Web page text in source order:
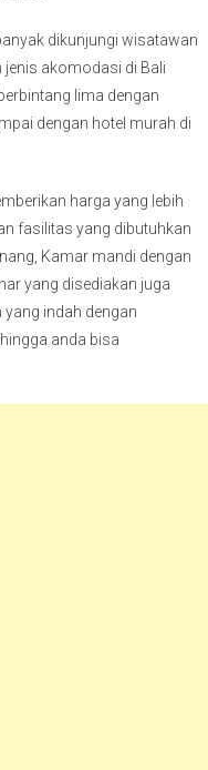
dikunjungi wisatawan
jenis akomodasi di Bali
lima dengan
dengan hotel murah di
harga yang lebih
fasilitas yang dibutuhkan
Kamar mandi dengan
yang disediakan juga
yang indah dengan
anda bisa